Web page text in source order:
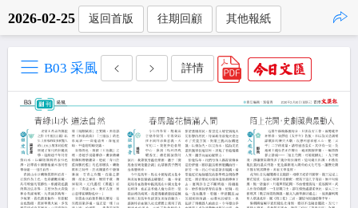
2026-02-25 返回首版 往期回顧 其他報紙
B03 采風 詳情